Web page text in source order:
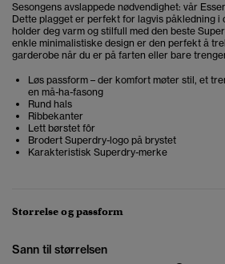
Sesongens avslappede nødvendighet: vår
Dette plagget er perfekt for lagvis påkledning i
holder deg varm og stilfull med den beste
enkle minimalistiske design er den perfekt å
garderobe når du er på farten eller bare
Løs passform – der komfort møter stil, et
en må-ha-fasong
Rund hals
Ribbekanter
Lett børstet fôr
Brodert Superdry-logo på brystet
Karakteristisk Superdry-merke
Størrelse og passform
Sann til størrelsen